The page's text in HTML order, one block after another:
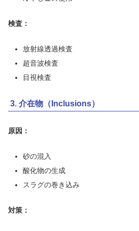
検査：
放射線透過検査
超音波検査
目視検査
3. 介在物（Inclusions）
原因：
砂の混入
酸化物の生成
スラグの巻き込み
対策：